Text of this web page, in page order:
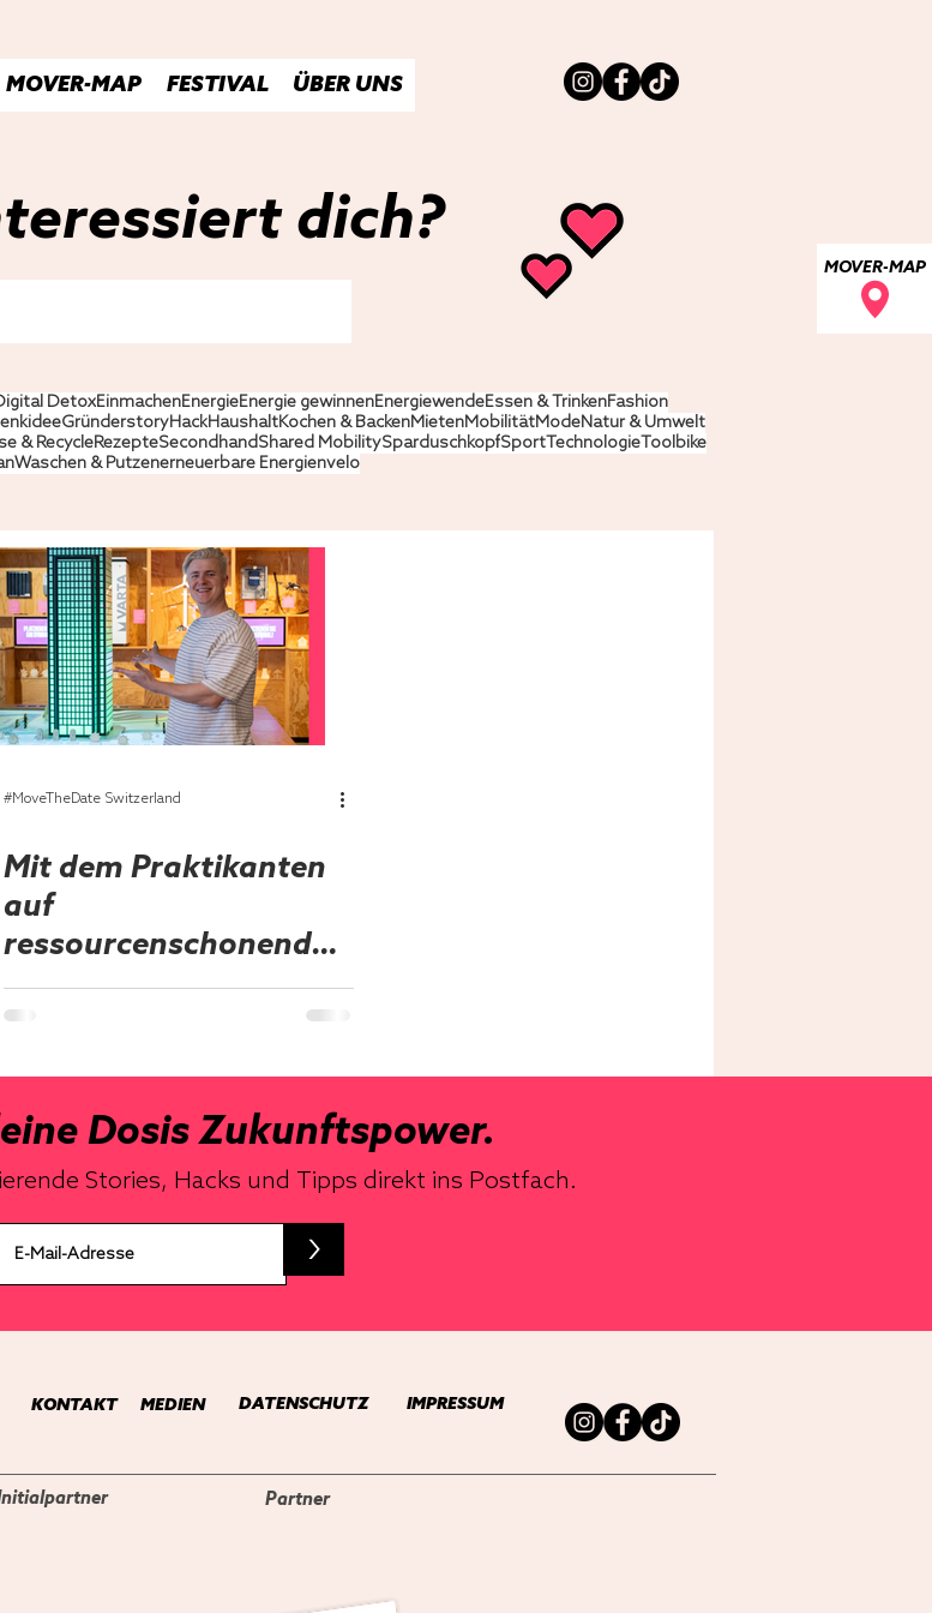
MOVER-MAP FESTIVAL ÜBER UNS
MOVER-MAP
dich?
DetoxEinmachenEnergieEnergie gewinnenEnergiewendeEssen & TrinkenFashion
GründerstoryHackHaushaltKochen & BackenMietenMobilitätModeNatur & Umwelt
& RecycleRezepteSecondhandShared MobilitySparduschkopfSportTechnologieToolbike
Waschen & Putzenerneuerbare Energienvelo
#MoveTheDate Switzerland
Mit dem Praktikanten
auf
ressourcenschonender
Mission in der Umwelt
Arena
Dosis Zukunftspower.
Stories, Hacks und Tipps direkt ins Postfach.
>
KONTAKT MEDIEN DATENSCHUTZ IMPRESSUM
Partner